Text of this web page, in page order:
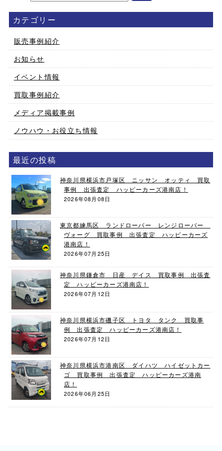
カテゴリー
販売事例紹介
お知らせ
イベント情報
買取事例紹介
メディア掲載事例
ノウハウ・お役立ち情報
最近の投稿
神奈川県横浜市戸塚区 ニッサン オッティ 買取
事例 出張査定 ハッピーカーズ港南店！
2026年08月08日
東京都練馬区 ランドローバー レンジローバー
ヴォーグ 買取事例 出張査定 ハッピーカーズ
港南店！
2026年07月25日
神奈川県鎌倉市 日産 デイス 買取事例 出張査
定 ハッピーカーズ港南店！
2026年07月12日
神奈川県横浜市磯子区 トヨタ タンク 買取事
例 出張査定 ハッピーカーズ港南店！
2026年07月12日
神奈川県横浜市港南区 ダイハツ ハイゼットカー
ゴ 買取事例 出張査定 ハッピーカーズ港南
店！
2026年06月25日